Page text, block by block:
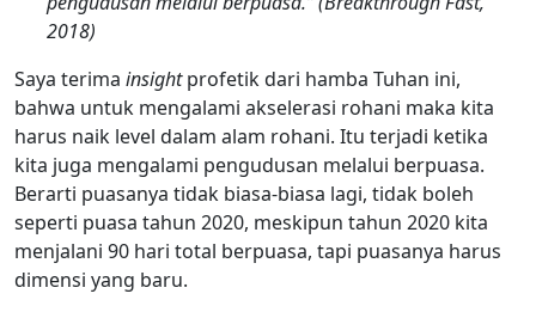
2018)
Saya terima insightprofetik dari hamba Tuhan ini,
bahwa untuk mengalami akselerasi rohani maka kita
harus naik level dalam alam rohani. Itu terjadi ketika
kita juga mengalami pengudusan melalui berpuasa.
Berarti puasanya tidak biasa-biasa lagi, tidak boleh
seperti puasa tahun 2020, meskipun tahun 2020 kita
menjalani 90 hari total berpuasa, tapi puasanya harus
dimensi yang baru.